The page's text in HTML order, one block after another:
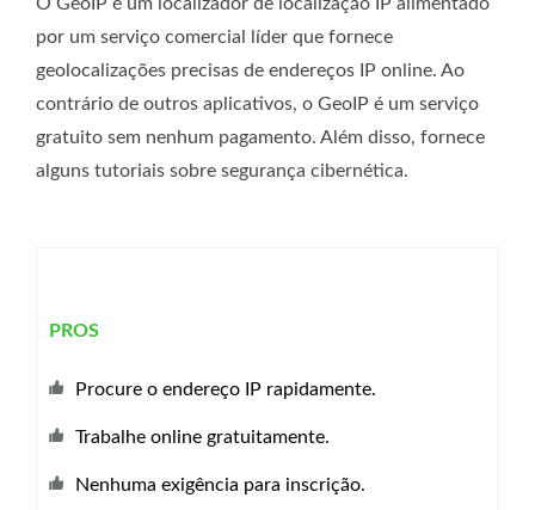
por um serviço comercial líder que fornece
geolocalizações precisas de endereços IP online. Ao
contrário de outros aplicativos, o GeoIP é um serviço
gratuito sem nenhum pagamento. Além disso, fornece
alguns tutoriais sobre segurança cibernética.
PROS
Procure o endereço IP rapidamente.
Trabalhe online gratuitamente.
Nenhuma exigência para inscrição.